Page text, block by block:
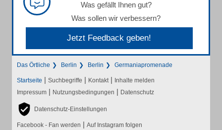
Was gefällt Ihnen gut?
Was sollen wir verbessern?
Jetzt Feedback geben!
Das Örtliche Berlin Berlin Germaniapromenade
Startseite | Suchbegriffe | Kontakt | Inhalte melden
Impressum | Nutzungsbedingungen | Datenschutz
Datenschutz-Einstellungen
Facebook - Fan werden | Auf Instagram folgen